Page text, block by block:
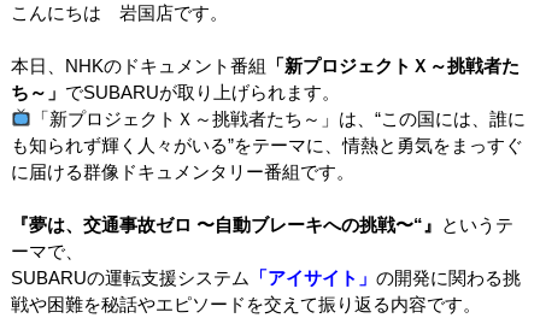
こんにちは 岩国店です。
本日、NHKのドキュメント番組
「新プロジェクトＸ～挑戦者た
ち～」 でSUBARUが取り上げられます。
「新プロジェクトＸ～挑戦者たち～」は、“この国には、誰に
も知られず輝く人々がいる”をテーマに、情熱と勇気をまっすぐ
に届ける群像ドキュメンタリー番組です。
『夢は、交通事故ゼロ 〜自動ブレーキへの挑戦〜“』 というテ
ーマで、
SUBARUの運転支援システム
「アイサイト」 の開発に関わる挑
戦や困難を秘話やエピソードを交えて振り返る内容です。